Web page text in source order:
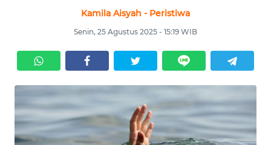
Kamila Aisyah - Peristiwa
Senin, 25 Agustus 2025 - 15:19 WIB
SERBA-
SERBI
HUKRIM
OPINI